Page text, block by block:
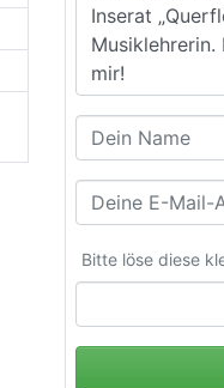
Bitte löse diese